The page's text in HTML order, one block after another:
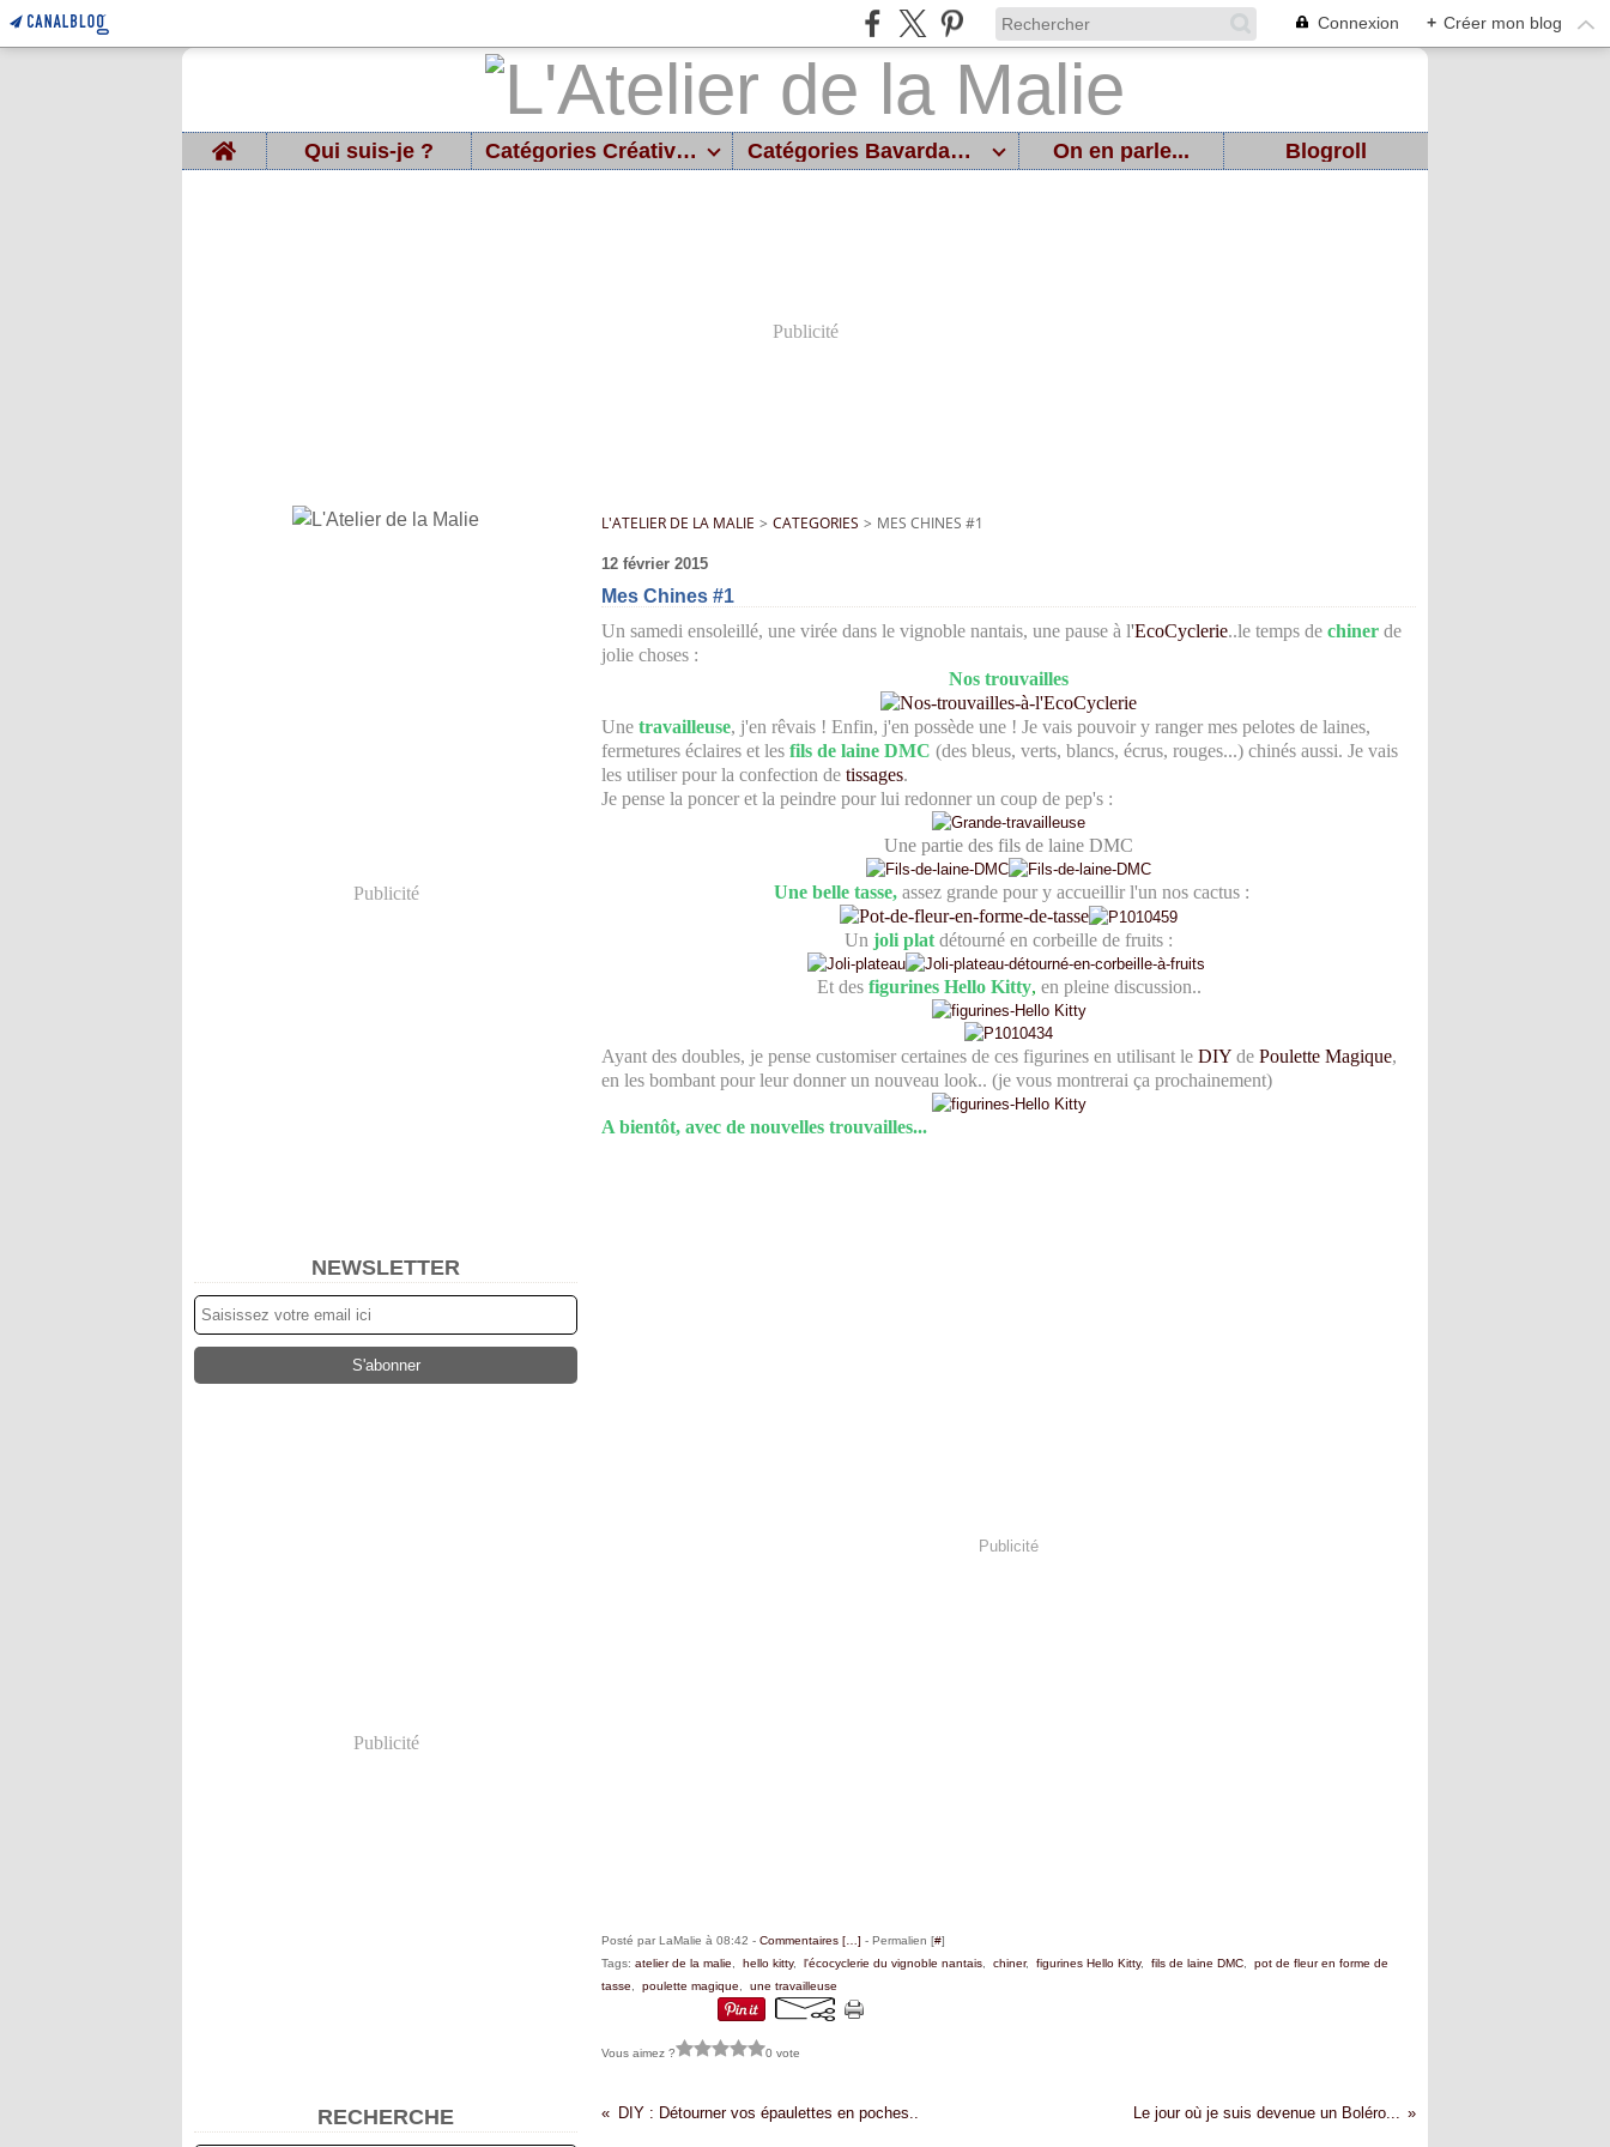
Connexion + Créer mon blog
Home Qui suis-je ? Catégories Créatives Catégories Bavardages On en parle... Blogroll
Publicité
Publicité
NEWSLETTER
Publicité
RECHERCHE
L'ATELIER DE LA MALIE > CATEGORIES > MES CHINES #1
12 février 2015
Mes Chines #1
Un samedi ensoleillé, une virée dans le vignoble nantais, une pause à l'EcoCyclerie..le temps de chiner de
jolie choses :
Nos trouvailles
Une travailleuse, j'en rêvais ! Enfin, j'en possède une ! Je vais pouvoir y ranger mes pelotes de laines,
fermetures éclaires et les fils de laine DMC (des bleus, verts, blancs, écrus, rouges...) chinés aussi. Je vais
les utiliser pour la confection de tissages.
Je pense la poncer et la peindre pour lui redonner un coup de pep's :
Une partie des fils de laine DMC
Une belle tasse,assez grande pour y accueillir l'un nos cactus :
Un joli plat détourné en corbeille de fruits :
Et des figurines Hello Kitty, en pleine discussion..
Ayant des doubles, je pense customiser certaines de ces figurines en utilisant le DIY de Poulette Magique,
en les bombant pour leur donner un nouveau look.. (je vous montrerai ça prochainement)
A bientôt, avec de nouvelles trouvailles...
Publicité
Posté par LaMalie à 08:42 - Commentaires [ ] - Permalien [#]
Tags: atelier de la malie hello kitty, l'écocyclerie du vignoble nantais chiner, figurines Hello Kitty, fils de laine DMC
pot de fleur en forme de
tasse
poulette magique une travailleuse
Vous aimez ? 0 vote
DIY : Détourner vos épaulettes en poches.. Le jour où je suis devenue un Boléro...